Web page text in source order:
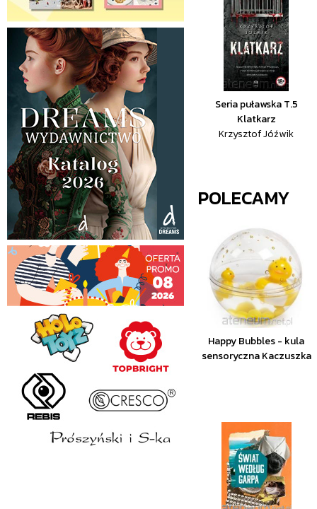
Seria puławska T.5
Klatkarz
Krzysztof Jóźwik
POLECAMY
Happy Bubbles - kula
sensoryczna Kaczuszka